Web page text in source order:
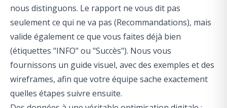
nous distinguons. Le rapport ne vous dit pas
seulement ce qui ne va pas (Recommandations), mais
valide également ce que vous faites déjà bien
(étiquettes "INFO" ou "Succès"). Nous vous
fournissons un guide visuel, avec des exemples et des
wireframes, afin que votre équipe sache exactement
quelles étapes suivre ensuite.